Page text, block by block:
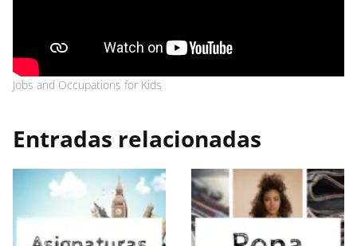
Jobs and Occupations for Kids
Entradas relacionadas